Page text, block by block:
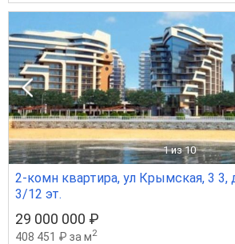
1 из 10
2-комн квартира, ул Крымская, 3 3,
3/12 эт.
29 000 000 ₽
408 451 ₽ за м2